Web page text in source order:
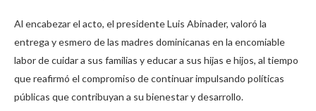
Al encabezar el acto, el presidente Luis Abinader, valoró la
entrega y esmero de las madres dominicanas en la encomiable
labor de cuidar a sus familias y educar a sus hijas e hijos, al tiempo
que reafirmó el compromiso de continuar impulsando políticas
públicas que contribuyan a su bienestar y desarrollo.